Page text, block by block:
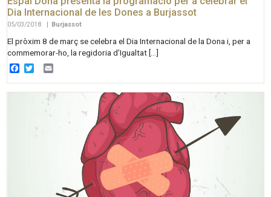
Dia Internacional de les Dones a Burjassot
05/03/2018 | Burjassot
El pròxim 8 de març se celebra el Dia Internacional de la Dona i, per a
commemorar-ho, la regidoria d’Igualtat […]
Facebook
Twitter